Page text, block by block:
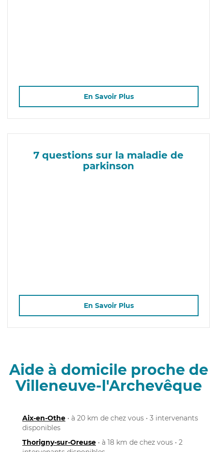
En Savoir Plus
7 questions sur la maladie de
parkinson
En Savoir Plus
Aide à domicile proche de
Villeneuve-l'Archevêque
Aix-en-Othe • à 20 km de chez vous • 3 intervenants
disponibles
Thorigny-sur-Oreuse • à 18 km de chez vous • 2